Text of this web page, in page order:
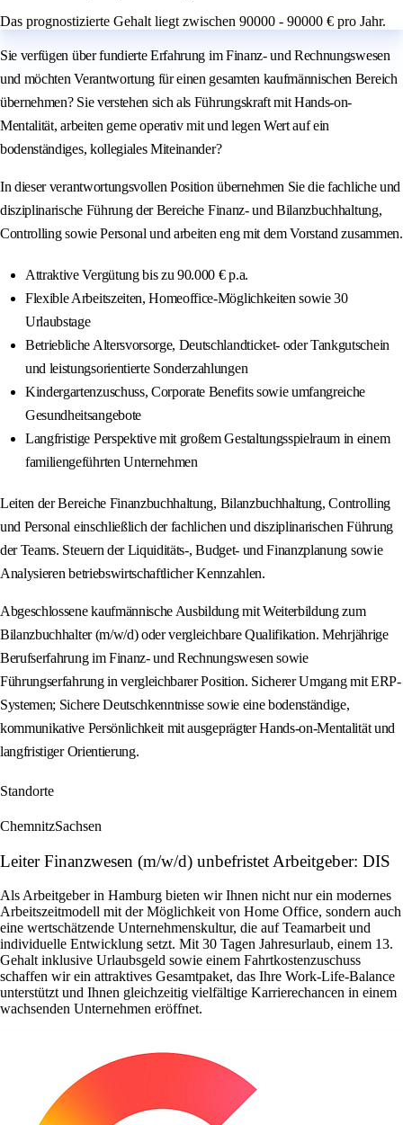
Das prognostizierte Gehalt liegt zwischen 90000 - 90000 € pro Jahr.
Sie verfügen über fundierte Erfahrung im Finanz- und Rechnungswesen
und möchten Verantwortung für einen gesamten kaufmännischen Bereich
übernehmen? Sie verstehen sich als Führungskraft mit Hands-on-
Mentalität, arbeiten gerne operativ mit und legen Wert auf ein
bodenständiges, kollegiales Miteinander?
In dieser verantwortungsvollen Position übernehmen Sie die fachliche und
disziplinarische Führung der Bereiche Finanz- und Bilanzbuchhaltung,
Controlling sowie Personal und arbeiten eng mit dem Vorstand zusammen.
Attraktive Vergütung bis zu 90.000 € p.a.
Flexible Arbeitszeiten, Homeoffice-Möglichkeiten sowie 30
Urlaubstage
Betriebliche Altersvorsorge, Deutschlandticket- oder Tankgutschein
und leistungsorientierte Sonderzahlungen
Kindergartenzuschuss, Corporate Benefits sowie umfangreiche
Gesundheitsangebote
Langfristige Perspektive mit großem Gestaltungsspielraum in einem
familiengeführten Unternehmen
Leiten der Bereiche Finanzbuchhaltung, Bilanzbuchhaltung, Controlling
und Personal einschließlich der fachlichen und disziplinarischen Führung
der Teams. Steuern der Liquiditäts-, Budget- und Finanzplanung sowie
Analysieren betriebswirtschaftlicher Kennzahlen.
Abgeschlossene kaufmännische Ausbildung mit Weiterbildung zum
Bilanzbuchhalter (m/w/d) oder vergleichbare Qualifikation. Mehrjährige
Berufserfahrung im Finanz- und Rechnungswesen sowie
Führungserfahrung in vergleichbarer Position. Sicherer Umgang mit ERP-
Systemen; Sichere Deutschkenntnisse sowie eine bodenständige,
kommunikative Persönlichkeit mit ausgeprägter Hands-on-Mentalität und
langfristiger Orientierung.
Standorte
ChemnitzSachsen
Leiter Finanzwesen (m/w/d) unbefristet Arbeitgeber: DIS
Als Arbeitgeber in Hamburg bieten wir Ihnen nicht nur ein modernes
Arbeitszeitmodell mit der Möglichkeit von Home Office, sondern auch
eine wertschätzende Unternehmenskultur, die auf Teamarbeit und
individuelle Entwicklung setzt. Mit 30 Tagen Jahresurlaub, einem 13.
Gehalt inklusive Urlaubsgeld sowie einem Fahrtkostenzuschuss
schaffen wir ein attraktives Gesamtpaket, das Ihre Work-Life-Balance
unterstützt und Ihnen gleichzeitig vielfältige Karrierechancen in einem
wachsenden Unternehmen eröffnet.